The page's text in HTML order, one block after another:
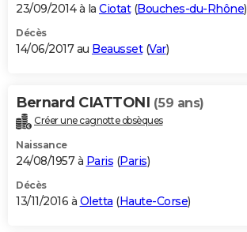
23/09/2014 à la Ciotat(Bouches-du-Rhône)
Décès
14/06/2017 au Beausset(Var)
Bernard CIATTONI (59 ans)
Créer une cagnotte obsèques
Naissance
24/08/1957 à Paris (Paris)
Décès
13/11/2016 à Oletta (Haute-Corse)